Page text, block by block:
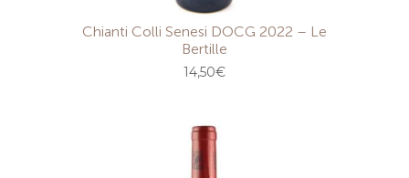
Chianti Colli Senesi DOCG 2022 – Le
Bertille
14,50€